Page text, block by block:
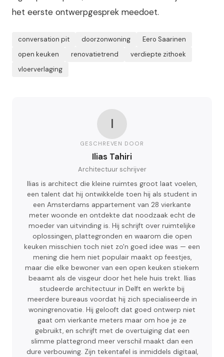
het eerste ontwerpgesprek meedoet.
conversation pit doorzonwoning
Eero Saarinen
open keuken
renovatietrend
verdiepte zithoek
vloerverlaging
I
GESCHREVEN DOOR
Ilias Tahiri
Architectuur schrijver
Ilias is architect die kleine ruimtes groot laat voelen,
een talent dat hij ontwikkelde toen hij als student in
een Amsterdams appartement van 28 vierkante
meter woonde en ontdekte dat noodzaak echt de
moeder van uitvinding is. Hij schrijft over ruimtelijke
oplossingen, plattegronden en waarom die open
keuken misschien toch niet zo'n goed idee was — een
mening die hem niet populair maakt op feestjes,
maar die elke bewoner van een open keuken stiekem
beaamt als de visgeur door het hele huis trekt. Ilias
studeerde architectuur in Delft en werkte bij
meerdere bureaus voordat hij zich specialiseerde in
woningrenovatie. Hij gelooft dat goed ontwerp niet
gaat om vierkante meters maar om hoe je ze
gebruikt, en schrijft met de overtuiging dat een
slimme plattegrond meer verschil maakt dan een
dure verbouwing. Zijn tekentafel is inmiddels digitaal,